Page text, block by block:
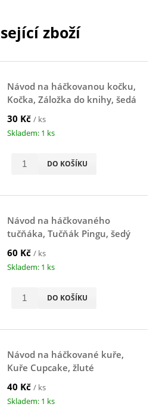
zboží
Návod na háčkovanou kočku,
Kočka, Záložka do knihy, šedá
30 Kč / ks
Skladem: 1 ks
DO KOŠÍKU
Návod na háčkovaného
tučňáka, Tučňák Pingu, šedý
60 Kč / ks
Skladem: 1 ks
DO KOŠÍKU
Návod na háčkované kuře,
Kuře Cupcake, žluté
40 Kč / ks
Skladem: 1 ks